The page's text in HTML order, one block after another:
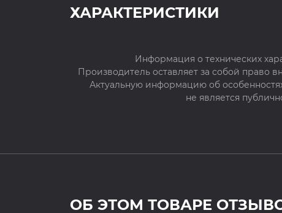
ХАРАКТЕРИСТИКИ
Информация о технических
Производитель оставляет за собой право
Актуальную информацию об
не является
ОБ ЭТОМ ТОВАРЕ